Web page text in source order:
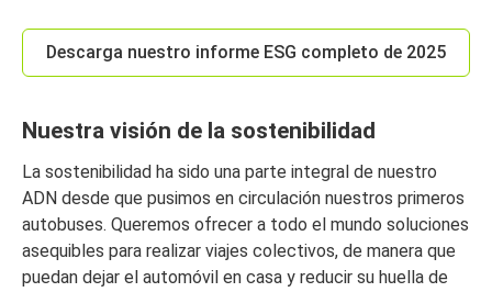
Descarga nuestro informe ESG completo de 2025
Nuestra visión de la sostenibilidad
La sostenibilidad ha sido una parte integral de nuestro
ADN desde que pusimos en circulación nuestros primeros
autobuses. Queremos ofrecer a todo el mundo soluciones
asequibles para realizar viajes colectivos, de manera que
puedan dejar el automóvil en casa y reducir su huella de